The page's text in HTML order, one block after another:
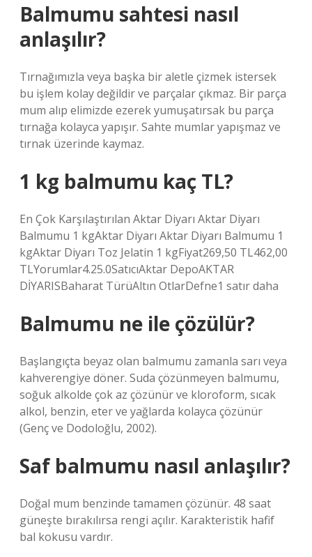
Balmumu sahtesi nasıl
anlaşılır?
Tırnağımızla veya başka bir aletle çizmek istersek
bu işlem kolay değildir ve parçalar çıkmaz. Bir parça
mum alıp elimizde ezerek yumuşatırsak bu parça
tırnağa kolayca yapışır. Sahte mumlar yapışmaz ve
tırnak üzerinde kaymaz.
1 kg balmumu kaç TL?
En Çok Karşılaştırılan Aktar Diyarı Aktar Diyarı
Balmumu 1 kgAktar Diyarı Aktar Diyarı Balmumu 1
kgAktar Diyarı Toz Jelatin 1 kgFiyat269,50 TL462,00
TLYorumlar4.25.0SatıcıAktar DepoAKTAR
DİYARISBaharat TürüAltın OtlarDefne1 satır daha
Balmumu ne ile çözülür?
Başlangıçta beyaz olan balmumu zamanla sarı veya
kahverengiye döner. Suda çözünmeyen balmumu,
soğuk alkolde çok az çözünür ve kloroform, sıcak
alkol, benzin, eter ve yağlarda kolayca çözünür
(Genç ve Dodoloğlu, 2002).
Saf balmumu nasıl anlaşılır?
Doğal mum benzinde tamamen çözünür. 48 saat
güneşte bırakılırsa rengi açılır. Karakteristik hafif
bal kokusu vardır.